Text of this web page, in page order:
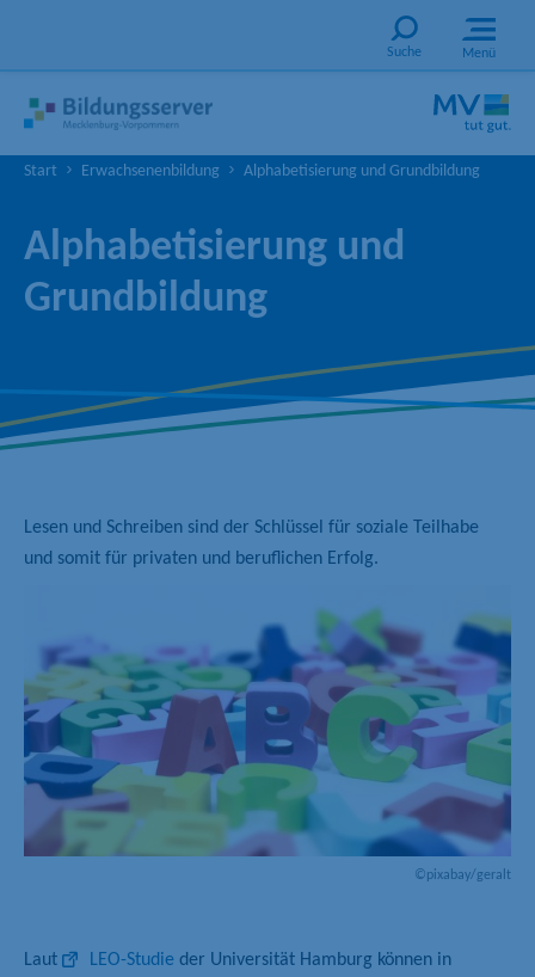
Suche Menü
Start Erwachsenenbildung Alphabetisierung und Grundbildung
Alphabetisierung und
Grundbildung
Lesen und Schreiben sind der Schlüssel für soziale Teilhabe
und somit für privaten und beruflichen Erfolg.
©pixabay/geralt
Laut LEO-Studie der Universität Hamburg können in